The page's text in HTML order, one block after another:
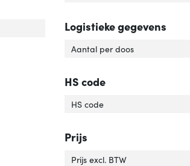
Logistieke gegevens
Aantal per doos
HS code
HS code
Prijs
Prijs excl. BTW